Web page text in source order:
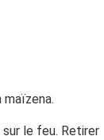
le feu. Retirer